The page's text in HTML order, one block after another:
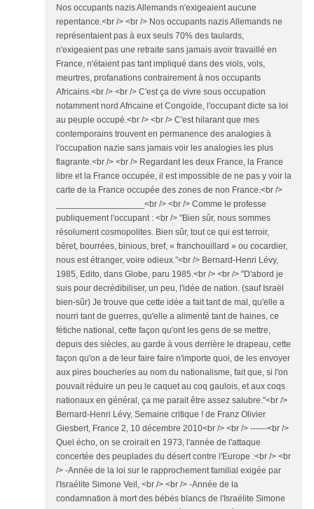
Nos occupants nazis Allemands n'exigeaient aucune
repentance.<br /> <br /> Nos occupants nazis Allemands ne
représentaient pas à eux seuls 70% des taulards,
n'exigeaient pas une retraite sans jamais avoir travaillé en
France, n'étaient pas tant impliqué dans des viols, vols,
meurtres, profanations contrairement à nos occupants
Africains.<br /> <br /> C'est ça de vivre sous occupation
notamment nord Africaine et Congoïde, l'occupant dicte sa loi
au peuple occupé.<br /> <br /> C'est hilarant que mes
contemporains trouvent en permanence des analogies à
l'occupation nazie sans jamais voir les analogies les plus
flagrante.<br /> <br /> Regardant les deux France, la France
libre et la France occupée, il est impossible de ne pas y voir la
carte de la France occupée des zones de non France.<br />
__________________<br /> <br /> Comme le professe
publiquement l'occupant : <br /> "Bien sûr, nous sommes
résolument cosmopolites. Bien sûr, tout ce qui est terroir,
béret, bourrées, binious, bref, « franchouillard » ou cocardier,
nous est étranger, voire odieux."<br /> Bernard-Henri Lévy,
1985, Edito, dans Globe, paru 1985.<br /> <br /> "D'abord je
suis pour decrédibiliser, un peu, l'idée de nation. (sauf Israël
bien-sûr) Je trouve que cette idée a fait tant de mal, qu'elle a
nourri tant de guerres, qu'elle a alimenté tant de haines, ce
fétiche national, cette façon qu'ont les gens de se mettre,
depuis des siècles, au garde à vous derrière le drapeau, cette
façon qu'on a de leur faire faire n'importe quoi, de les envoyer
aux pires boucheries au nom du nationalisme, fait que, si l'on
pouvait réduire un peu le caquet au coq gaulois, et aux coqs
nationaux en général, ça me parait être assez salubre."<br />
Bernard-Henri Lévy, Semaine critique ! de Franz Olivier
Giesbert, France 2, 10 décembre 2010<br /> <br /> ------<br />
Quel écho, on se croirait en 1973, l'année de l'attaque
concertée des peuplades du désert contre l'Europe :<br /> <br
/> -Année de la loi sur le rapprochement familial exigée par
l'Israélite Simone Veil, <br /> <br /> -Année de la
condamnation à mort des bébés blancs de l'Israélite Simone